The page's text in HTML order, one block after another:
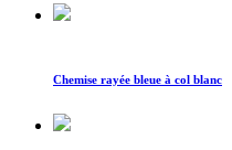
Chemise rayée bleue à col blanc